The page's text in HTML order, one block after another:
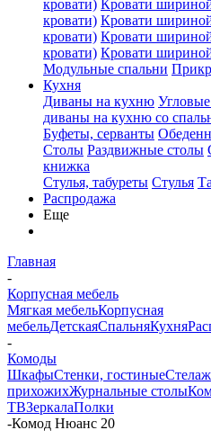
кровати) Кровати
кровати) Кровати
кровати) Кровати
кровати) Кровати
Модульные спальни
Кухня
Диваны на кухню
диваны на кухню со
Буфеты, серванты
Столы Раздвижные столы
книжка
Стулья, табуреты Стулья
Распродажа
Еще
Главная
-
Корпусная мебель
Мягкая мебельКорпусная
мебельДетскаяСпальняКухня
-
Комоды
ШкафыСтенки, гостиные
прихожихЖурнальные столы
ТВЗеркалаПолки
-Комод Нюанс 20